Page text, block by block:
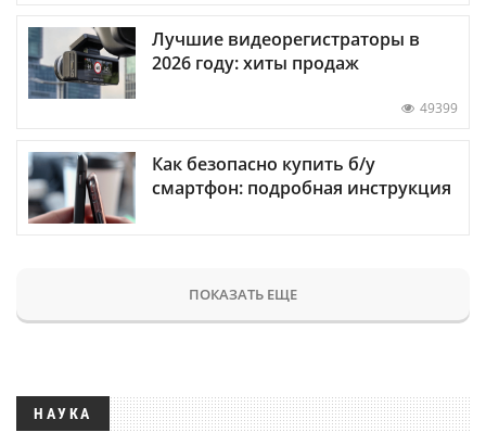
Лучшие видеорегистраторы в
2026 году: хиты продаж
49399
Как безопасно купить б/у
смартфон: подробная инструкция
ПОКАЗАТЬ ЕЩЕ
НАУКА